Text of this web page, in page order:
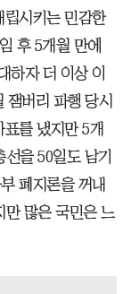
립시키는 민감한
후 5개월 만에
하자 더 이상 이
버리 파행 당시
를 냈지만 5개
을 50일도 남기
폐지론을 꺼내
만 많은 국민은 느